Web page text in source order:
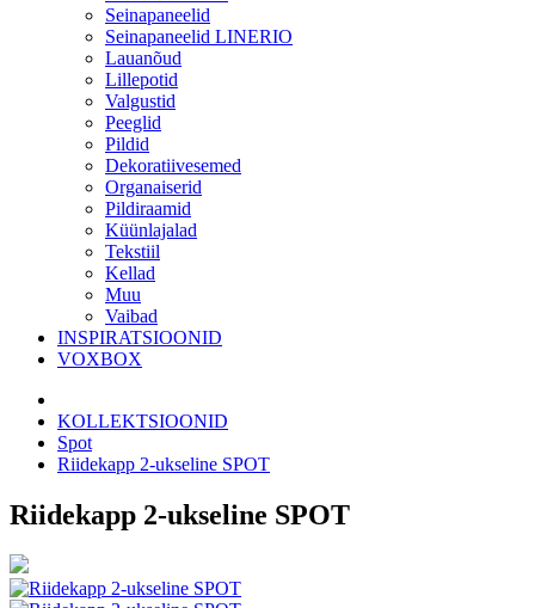
Seinapaneelid
Seinapaneelid LINERIO
Lauanõud
Lillepotid
Valgustid
Peeglid
Pildid
Dekoratiivesemed
Organaiserid
Pildiraamid
Küünlajalad
Tekstiil
Kellad
Muu
Vaibad
INSPIRATSIOONID
VOXBOX
KOLLEKTSIOONID
Spot
Riidekapp 2-ukseline SPOT
Riidekapp 2-ukseline SPOT